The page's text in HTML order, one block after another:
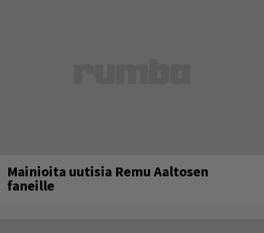
Mainioita uutisia Remu Aaltosen
faneille